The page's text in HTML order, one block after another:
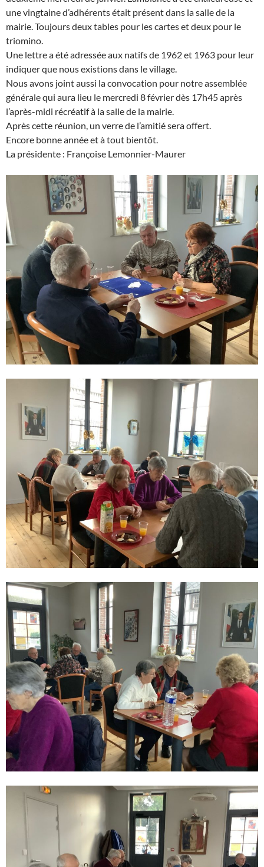
une vingtaine d’adhérents était présent dans la salle de la
mairie. Toujours deux tables pour les cartes et deux pour le
triomino.
Une lettre a été adressée aux natifs de 1962 et 1963 pour leur
indiquer que nous existions dans le village.
Nous avons joint aussi la convocation pour notre assemblée
générale qui aura lieu le mercredi 8 février dès 17h45 après
l’après-midi récréatif à la salle de la mairie.
Après cette réunion, un verre de l’amitié sera offert.
Encore bonne année et à tout bientôt.
La présidente : Françoise Lemonnier-Maurer